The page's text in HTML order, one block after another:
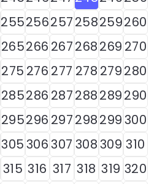
255256257258259260
265266 267268269 270
275 276 277 278 279280
285286 287288289290
295296 297298299300
305306307 308309 310
315 316 317 318 319 320